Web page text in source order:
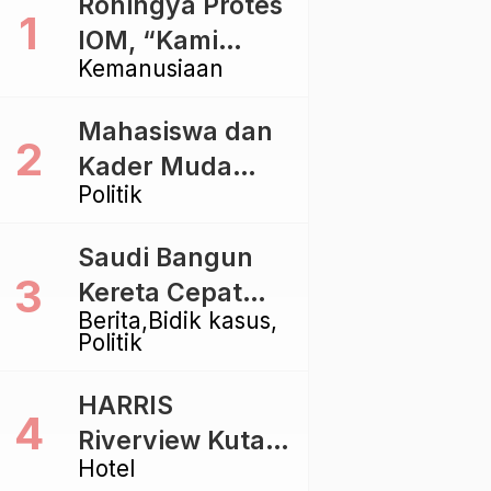
Kemanusiaan
IOM, “Kami
dibiarkan Mati
Politik
Mahasiswa dan
Kader Muda
Ramaikan Forum
Golkar di
Singaraja
Berita Bidik kasus
Politik
Saudi Bangun
Kereta Cepat
Rp112 Triliun,
Proyek Rp116
Triliun yang
Baru Sampai
Hotel
HARRIS
Riverview Kuta
Bali Tawarkan